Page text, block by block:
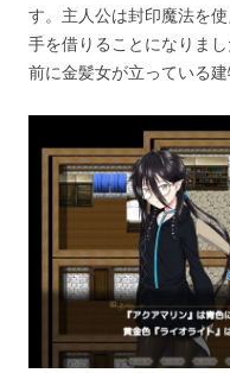
す。主人公は封印魔法を
手を借りることになりま
前に金髪女が立っている建